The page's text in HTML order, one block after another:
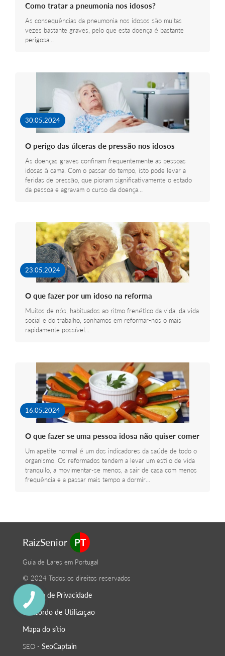
Como tratar a pneumonia nos idosos?
As consequências da pneumonia nos idosos são muitas
vezes bastante graves, pelo que esta doença é bastante
perigosa…
30.05.2024
O perigo das úlceras de pressão nos idosos
As doenças graves confinam frequentemente as pessoas
idosas à cama. Com o passar do tempo, isto pode levar a
feridas de pressão, que pioram significativamente o estado
da pessoa e agravam o curso da doença…
23.05.2024
O que fazer por um idoso na reforma
Muitos de nós, habituados ao ritmo frenético da vida, da vida
social e do trabalho, sonhamos em reformar-nos o mais
rapidamente possível…
16.05.2024
O que fazer se uma pessoa idosa não quiser comer
Um apetite normal é um dos indicadores da saúde de todo o
organismo. Os reformados tendem a levar um estilo de vida
tranquilo, a movimentar-se menos, a sair de casa com menos
frequência e a passar mais tempo a dormir…
RaizSenior PT
Guia de Lares em Portugal
© 2024 Todos os direitos reservados
Política de Privacidade
O Acordo de Utilização
Mapa do sítio
SEO - SeoСaptain